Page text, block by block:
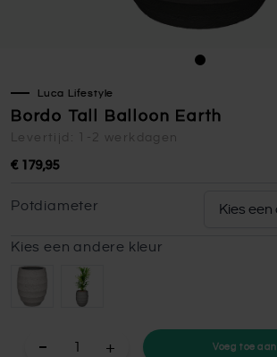
Luca Lifestyle
Bordo Tall Balloon Earth
Levertijd: 1-2 werkdagen
€ 179,95
Potdiameter
Kies een andere kleur
+ Voeg toe aan